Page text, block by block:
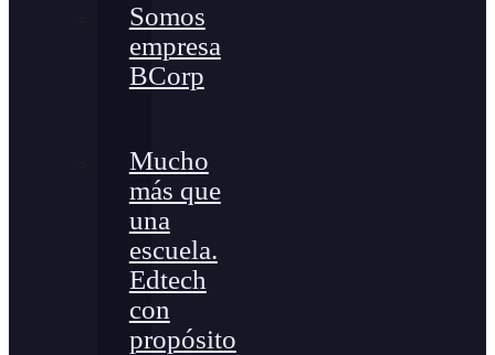
Somos
empresa
BCorp
Mucho
más que
una
escuela.
Edtech
con
propósito